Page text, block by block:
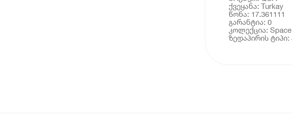
ქვეყანა: Turkay
წონა: 17.361111
გარანტია: 0
კოლექცია: Space